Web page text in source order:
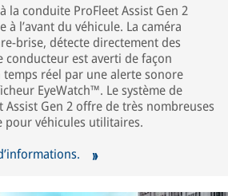
la conduite ProFleet Assist Gen 2
à l’avant du véhicule. La caméra
brise, détecte directement des
conducteur est averti de façon
réel par une alerte sonore
EyeWatch™. Le système de
Assist Gen 2 offre de très nombreuses
pour véhicules utilitaires.